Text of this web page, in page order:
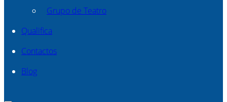
Grupo de Teatro
Qualifica
Contactos
Blog